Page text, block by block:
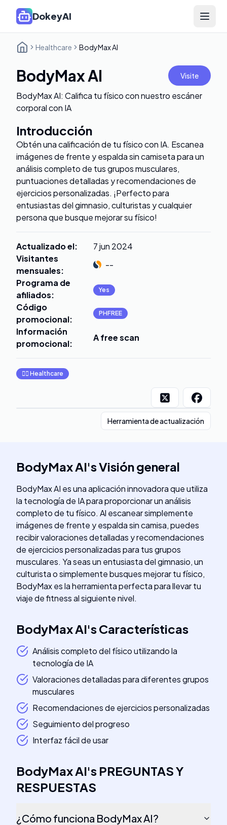
DokeyAI Open
Healthcare BodyMax AI
BodyMax AI Visite
BodyMax AI: Califica tu físico con nuestro escáner
corporal con IA
Introducción
Obtén una calificación de tu físico con IA. Escanea
imágenes de frente y espalda sin camiseta para un
análisis completo de tus grupos musculares,
puntuaciones detalladas y recomendaciones de
ejercicios personalizadas. ¡Perfecto para
entusiastas del gimnasio, culturistas y cualquier
persona que busque mejorar su físico!
Actualizado el:
7 jun 2024
Visitantes
mensuales:
--
Programa de
afiliados: Yes
Código
promocional:
PHFREE
Información
promocional:
A free scan
👩‍⚕️ Healthcare
Herramienta de actualización
BodyMax AI'sVisión general
BodyMax AI es una aplicación innovadora que utiliza
la tecnología de IA para proporcionar un análisis
completo de tu físico. Al escanear simplemente
imágenes de frente y espalda sin camisa, puedes
recibir valoraciones detalladas y recomendaciones
de ejercicios personalizadas para tus grupos
musculares. Ya seas un entusiasta del gimnasio, un
culturista o simplemente busques mejorar tu físico,
BodyMax es la herramienta perfecta para llevar tu
viaje de fitness al siguiente nivel.
BodyMax AI'sCaracterísticas
Análisis completo del físico utilizando la
tecnología de IA
Valoraciones detalladas para diferentes grupos
musculares
Recomendaciones de ejercicios personalizadas
Seguimiento del progreso
Interfaz fácil de usar
BodyMax AI's PREGUNTAS Y
RESPUESTAS
¿Cómo funciona BodyMax AI?